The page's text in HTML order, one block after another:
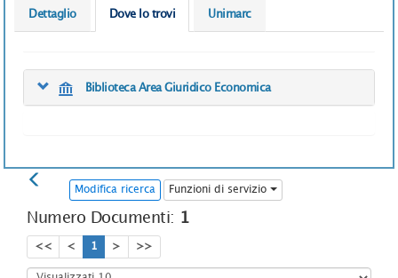
Dettaglio Dove lo trovi Unimarc
Biblioteca Area Giuridico Economica
Modifica ricerca Funzioni di servizio
Numero Documenti: 1
<< < 1 > >>